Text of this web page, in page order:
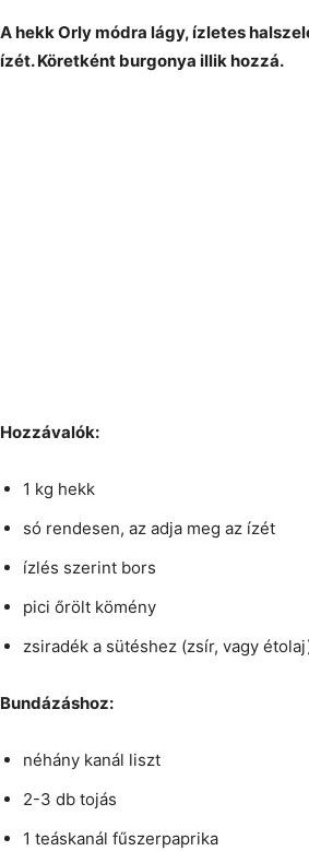
A hekk Orly módra lágy, ízletes
ízét. Köretként burgonya illik hozzá.
Hozzávalók:
1 kg hekk
só rendesen, az adja meg az ízét
ízlés szerint bors
pici őrölt kömény
zsiradék a sütéshez (zsír, vagy
Bundázáshoz:
néhány kanál liszt
2-3 db tojás
1 teáskanál fűszerpaprika